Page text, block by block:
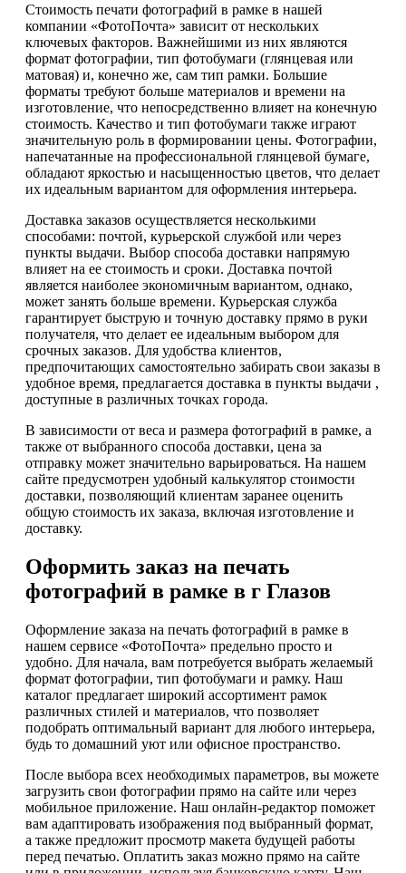
Стоимость печати фотографий в рамке в нашей
компании «ФотоПочта» зависит от нескольких
ключевых факторов. Важнейшими из них являются
формат фотографии, тип фотобумаги (глянцевая или
матовая) и, конечно же, сам тип рамки. Большие
форматы требуют больше материалов и времени на
изготовление, что непосредственно влияет на конечную
стоимость. Качество и тип фотобумаги также играют
значительную роль в формировании цены. Фотографии,
напечатанные на профессиональной глянцевой бумаге,
обладают яркостью и насыщенностью цветов, что делает
их идеальным вариантом для оформления интерьера.
Доставка заказов осуществляется несколькими
способами: почтой, курьерской службой или через
пункты выдачи. Выбор способа доставки напрямую
влияет на ее стоимость и сроки. Доставка почтой
является наиболее экономичным вариантом, однако,
может занять больше времени. Курьерская служба
гарантирует быструю и точную доставку прямо в руки
получателя, что делает ее идеальным выбором для
срочных заказов. Для удобства клиентов,
предпочитающих самостоятельно забирать свои заказы в
удобное время, предлагается доставка в пункты выдачи ,
доступные в различных точках города.
В зависимости от веса и размера фотографий в рамке, а
также от выбранного способа доставки, цена за
отправку может значительно варьироваться. На нашем
сайте предусмотрен удобный калькулятор стоимости
доставки, позволяющий клиентам заранее оценить
общую стоимость их заказа, включая изготовление и
доставку.
Оформить заказ на печать
фотографий в рамке в г Глазов
Оформление заказа на печать фотографий в рамке в
нашем сервисе «ФотоПочта» предельно просто и
удобно. Для начала, вам потребуется выбрать желаемый
формат фотографии, тип фотобумаги и рамку. Наш
каталог предлагает широкий ассортимент рамок
различных стилей и материалов, что позволяет
подобрать оптимальный вариант для любого интерьера,
будь то домашний уют или офисное пространство.
После выбора всех необходимых параметров, вы можете
загрузить свои фотографии прямо на сайте или через
мобильное приложение. Наш онлайн-редактор поможет
вам адаптировать изображения под выбранный формат,
а также предложит просмотр макета будущей работы
перед печатью. Оплатить заказ можно прямо на сайте